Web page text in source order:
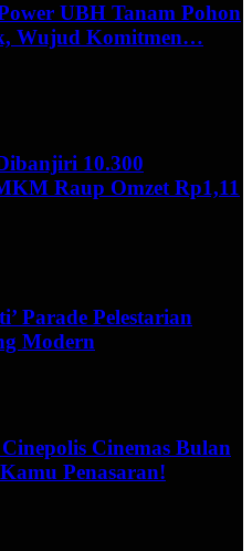
UBH Tanam Pohon
Wujud Komitmen…
10.300
Raup Omzet Rp1,11
Parade Pelestarian
Modern
Cinemas Bulan
Penasaran!